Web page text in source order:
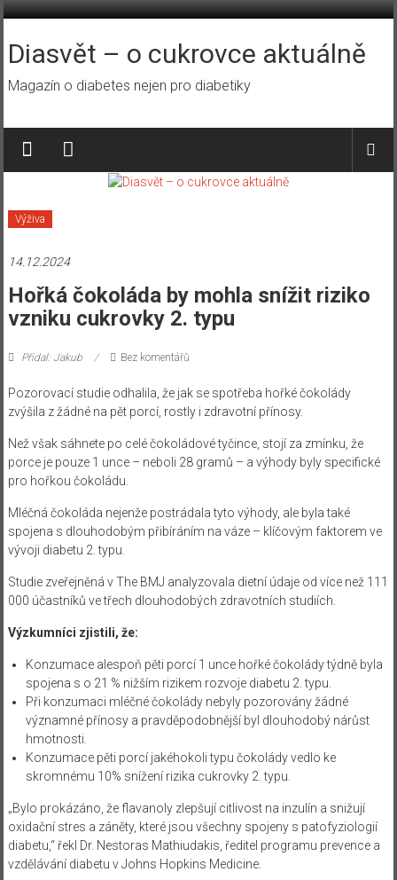
Přeskočit
obsah
Diasvět – o cukrovce aktuálně
Magazín o diabetes nejen pro diabetiky
Výživa
14.12.2024
Hořká čokoláda by mohla snížit riziko
vzniku cukrovky 2. typu
Přidal: Jakub Bez komentářů
Pozorovací studie odhalila, že jak se spotřeba hořké čokolády
zvýšila z žádné na pět porcí, rostly i zdravotní přínosy.
Než však sáhnete po celé čokoládové tyčince, stojí za zmínku, že
porce je pouze 1 unce – neboli 28 gramů – a výhody byly specifické
pro hořkou čokoládu.
Mléčná čokoláda nejenže postrádala tyto výhody, ale byla také
spojena s dlouhodobým přibíráním na váze – klíčovým faktorem ve
vývoji diabetu 2. typu.
Studie zveřejněná v The BMJ analyzovala dietní údaje od více než 111
000 účastníků ve třech dlouhodobých zdravotních studiích.
Výzkumníci zjistili, že:
Konzumace alespoň pěti porcí 1 unce hořké čokolády týdně byla
spojena s o 21 % nižším rizikem rozvoje diabetu 2. typu.
Při konzumaci mléčné čokolády nebyly pozorovány žádné
významné přínosy a pravděpodobnější byl dlouhodobý nárůst
hmotnosti.
Konzumace pěti porcí jakéhokoli typu čokolády vedlo ke
skromnému 10% snížení rizika cukrovky 2. typu.
„Bylo prokázáno, že flavanoly zlepšují citlivost na inzulín a snižují
oxidační stres a záněty, které jsou všechny spojeny s patofyziologií
diabetu,“ řekl Dr. Nestoras Mathiudakis, ředitel programu prevence a
vzdělávání diabetu v Johns Hopkins Medicine.